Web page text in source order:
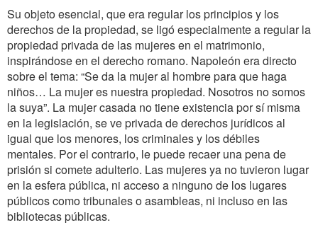
Su objeto esencial, que era regular los principios y los
derechos de la propiedad, se ligó especialmente a regular la
propiedad privada de las mujeres en el matrimonio,
inspirándose en el derecho romano. Napoleón era directo
sobre el tema: “Se da la mujer al hombre para que haga
niños… La mujer es nuestra propiedad. Nosotros no somos
la suya”. La mujer casada no tiene existencia por sí misma
en la legislación, se ve privada de derechos jurídicos al
igual que los menores, los criminales y los débiles
mentales. Por el contrario, le puede recaer una pena de
prisión si comete adulterio. Las mujeres ya no tuvieron lugar
en la esfera pública, ni acceso a ninguno de los lugares
públicos como tribunales o asambleas, ni incluso en las
bibliotecas públicas.